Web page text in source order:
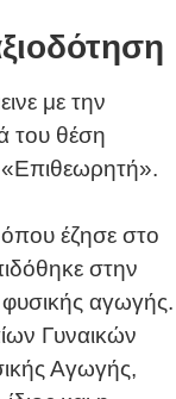
με την
του θέση
έζησε στο
στην
αγωγής.
Γυναικών
Αγωγής,